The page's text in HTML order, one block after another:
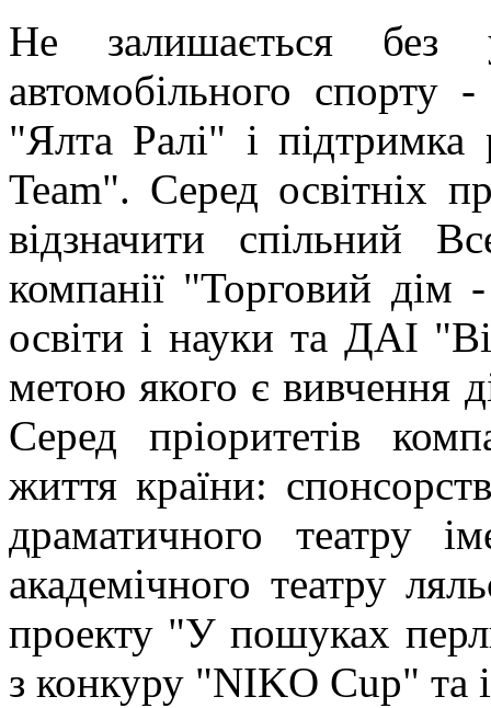
Не залишається без
автомобільного спорту
"Ялта Ралі" і
Team". Серед освітніх
відзначити спільний
компанії "Торговий дім
освіти і науки та ДАІ
метою якого є вивчення
Серед пріоритетів
життя країни:
драматичного театру
академічного театру
проекту "У пошуках
з конкуру "NIKO Cup" та